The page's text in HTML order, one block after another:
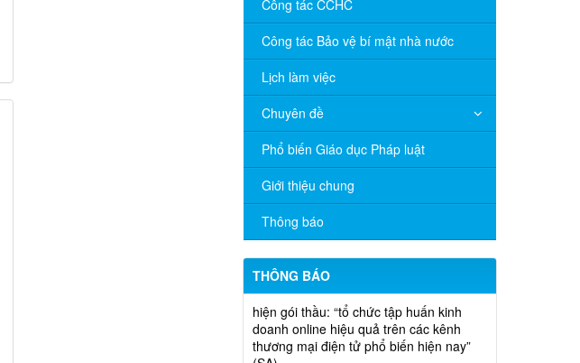
Công tác CCHC
Công tác Bảo vệ bí mật nhà nước
Lịch làm việc
Chuyên đề
Phổ biến Giáo dục Pháp luật
Giới thiệu chung
Thông báo
THÔNG BÁO
V/v đề nghị báo cáo hệ thống phân
phối, nhãn hiệu hàng hóa và hoạt động
mua bán khí trên địa bàn tỉnh năm 2025
(nhắc lần 2).
Thông báo bán thanh lý tài sản công
theo hình thức chỉ định
Thông báo lựa chọn nhà thầu thực
hiện gói thầu: “tổ chức tập huấn kinh
doanh online hiệu quả trên các kênh
thương mại điện tử phổ biến hiện nay”
(SA)